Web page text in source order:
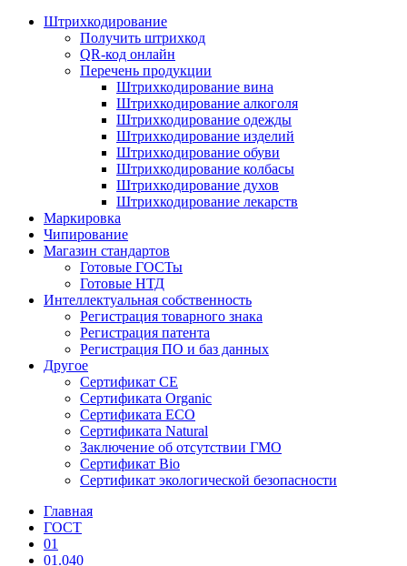
Штрихкодирование
Получить штрихкод
QR-код онлайн
Перечень продукции
Штрихкодирование вина
Штрихкодирование алкоголя
Штрихкодирование одежды
Штрихкодирование изделий
Штрихкодирование обуви
Штрихкодирование колбасы
Штрихкодирование духов
Штрихкодирование лекарств
Маркировка
Чипирование
Магазин стандартов
Готовые ГОСТы
Готовые НТД
Интеллектуальная собственность
Регистрация товарного знака
Регистрация патента
Регистрация ПО и баз данных
Другое
Сертификат СЕ
Сертификата Organic
Сертификата ECO
Сертификата Natural
Заключение об отсутствии ГМО
Сертификат Bio
Сертификат экологической безопасности
Главная
ГОСТ
01
01.040